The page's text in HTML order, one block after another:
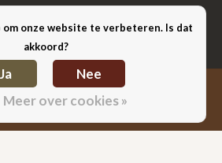
& Cadeaus - Powered by
by
om onze website te verbeteren. Is dat
akkoord?
Ja
Nee
Meer over cookies »